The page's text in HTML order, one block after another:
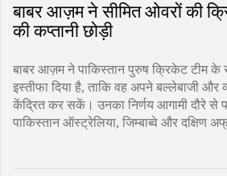
बाबर आज़म ने सीमित ओवरों की
की कप्तानी छोड़ी
बाबर आज़म ने पाकिस्तान पुरुष क्रिकेट टीम के
इस्तीफा दिया है, ताकि वह अपने बल्लेबाजी और
केंद्रित कर सकें। उनका निर्णय आगामी दौरे से
पाकिस्तान ऑस्ट्रेलिया, जिम्बाब्वे और दक्षिण